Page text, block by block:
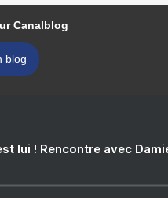
Canalblog
blog
lui ! Rencontre avec